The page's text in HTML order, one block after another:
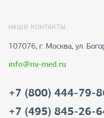
НАШИ КОНТАКТЫ
107076, г. Москва, ул.
info@nv-med.ru
+7 (800) 444-79-
+7 (495) 845-26-